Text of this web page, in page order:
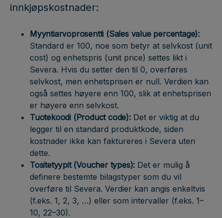
innkjøpskostnader:
Myyntiarvoprosentti (Sales value percentage):
Standard er 100, noe som betyr at selvkost (unit
cost) og enhetspris (unit price) settes likt i
Severa. Hvis du setter den til 0, overføres
selvkost, men enhetsprisen er null. Verdien kan
også settes høyere enn 100, slik at enhetsprisen
er høyere enn selvkost.
Tuotekoodi (Product code):Det er viktig at du
legger til en standard produktkode, siden
kostnader ikke kan faktureres i Severa uten
dette.
Tositetyypit (Voucher types): Det er mulig å
definere bestemte bilagstyper som du vil
overføre til Severa. Verdier kan angis enkeltvis
(f.eks. 1, 2, 3, …) eller som intervaller (f.eks. 1–
10, 22–30).